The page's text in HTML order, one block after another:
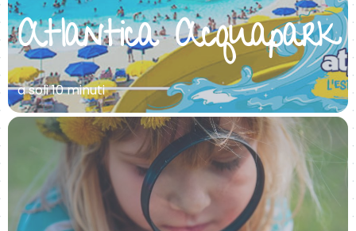
Atlantica Acquapark
a soli 10 minuti